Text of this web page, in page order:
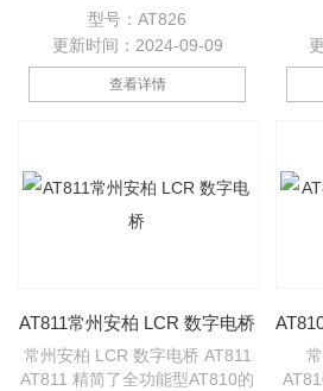
器控制。超低功耗设计和高密度
SMD装配工艺，2.8英寸真彩
16M色TFT液晶显示屏，主副参
数同时显示，摆脱了工作台的限
采用锂电池供电，USB通讯。中
英文操作界面可快速切换。
型号：AT826
更新时间：2024-09-09
查看详情
率
可选
仪器
AT811常州安柏 LCR 数字电桥
常州安柏 LCR 数字电桥 AT811
AT811 精简了全功能型AT810的